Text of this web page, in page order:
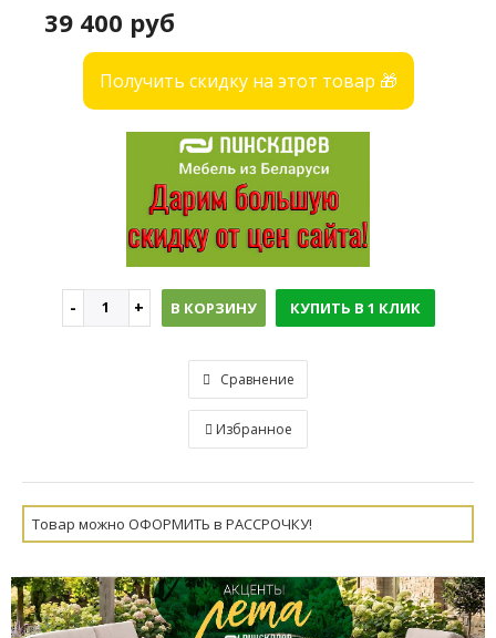
39 400 руб
Получить скидку на этот товар 🎁
В КОРЗИНУ КУПИТЬ В 1 КЛИК
Сравнение
Избранное
Товар можно ОФОРМИТЬ в РАССРОЧКУ!